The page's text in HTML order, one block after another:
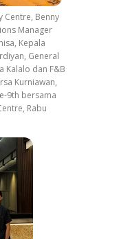
Centre, Benny
Manager
Kepala
General
Kalalo dan F&B
Kurniawan,
9th bersama
Rabu